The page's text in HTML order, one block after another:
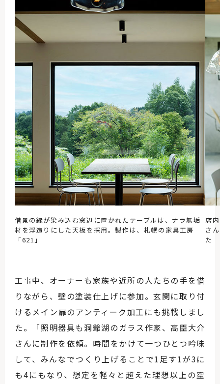
借景の緑が染み込む窓辺に置かれたテーブルは、ナラ無垢
材を浮造りにした天板を採用。製作は、札幌の家具工房
「621」
店
さ
た
工事中、オーナーも家族や近所の人たちの手を借
りながら、壁の塗装仕上げに参加。玄関に取り付
けるメイン扉のアンティーク加工にも挑戦しまし
た。「照明器具も洞爺湖のガラス作家、高臣大介
さんに制作を依頼。時間をかけて一つひとつ吟味
して、みんなでつくり上げることで1 足す1が3に
も4にもなり、想定を軽々と超えた理想以上の空